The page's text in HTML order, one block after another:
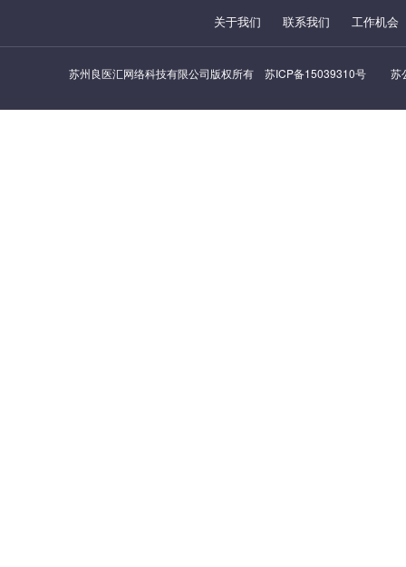
关于我们 联系我们 工作机会
苏州良医汇网络科技有限公司版权所有 苏ICP备15039310号 苏